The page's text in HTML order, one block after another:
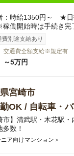
：時給1350円～ ★日
働開始時は手続き完
費別途支給あり
交通費全額支給※規定有
～5万円
宮崎市
OK / 自転車・
市】清武駅・木花駅
数！
ニア向けマンション＞